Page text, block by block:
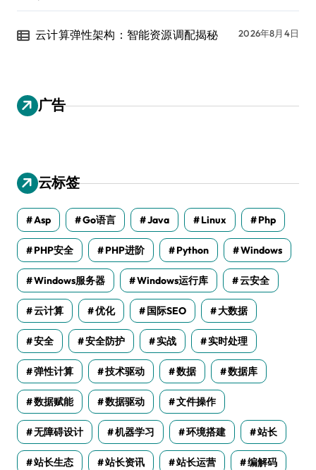
云计算弹性架构：智能资源调配揭秘 2026年8月4日
广告
云标签
Asp Go语言 Java Linux Php
PHP安全 PHP进阶 Python Windows
Windows服务器 Windows运行库 云安全
云计算 优化 国际SEO 大数据
安全 安全防护 实战 实时处理
弹性计算 技术驱动 数据 数据库
数据赋能 数据驱动 文件操作
无障碍设计 机器学习 环境搭建 站长
站长生态 站长资讯 站长运营 编解码